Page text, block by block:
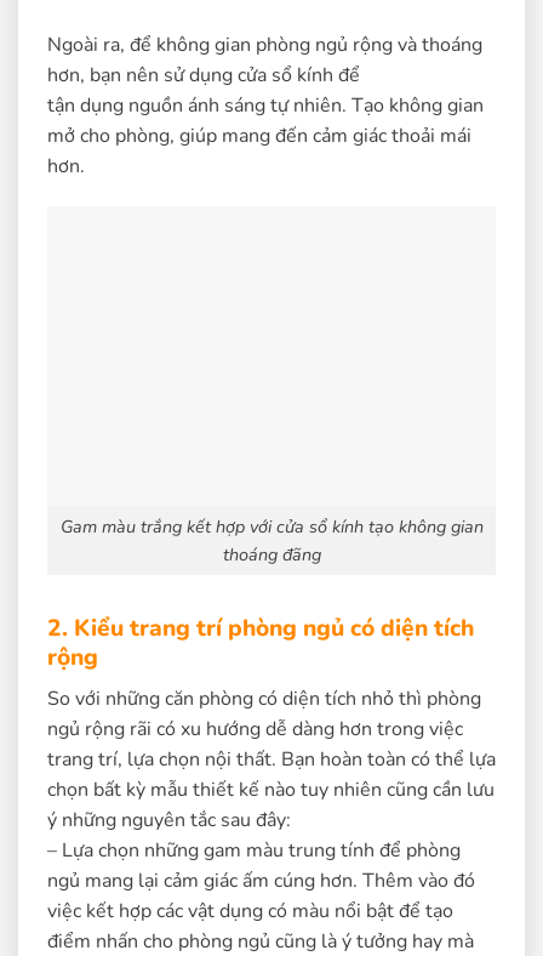
Ngoài ra, để không gian phòng ngủ rộng và thoáng
hơn, bạn nên sử dụng cửa sổ kính để
tận dụng nguồn ánh sáng tự nhiên. Tạo không gian
mở cho phòng, giúp mang đến cảm giác thoải mái
hơn.
Gam màu trắng kết hợp với cửa sổ kính tạo không gian
thoáng đãng
2. Kiểu trang trí phòng ngủ có diện tích
rộng
So với những căn phòng có diện tích nhỏ thì phòng
ngủ rộng rãi có xu hướng dễ dàng hơn trong việc
trang trí, lựa chọn nội thất. Bạn hoàn toàn có thể lựa
chọn bất kỳ mẫu thiết kế nào tuy nhiên cũng cần lưu
ý những nguyên tắc sau đây:
– Lựa chọn những gam màu trung tính để phòng
ngủ mang lại cảm giác ấm cúng hơn. Thêm vào đó
việc kết hợp các vật dụng có màu nổi bật để tạo
điểm nhấn cho phòng ngủ cũng là ý tưởng hay mà